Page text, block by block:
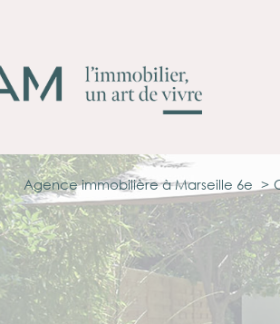
Agence immobilière à Marseille 6e